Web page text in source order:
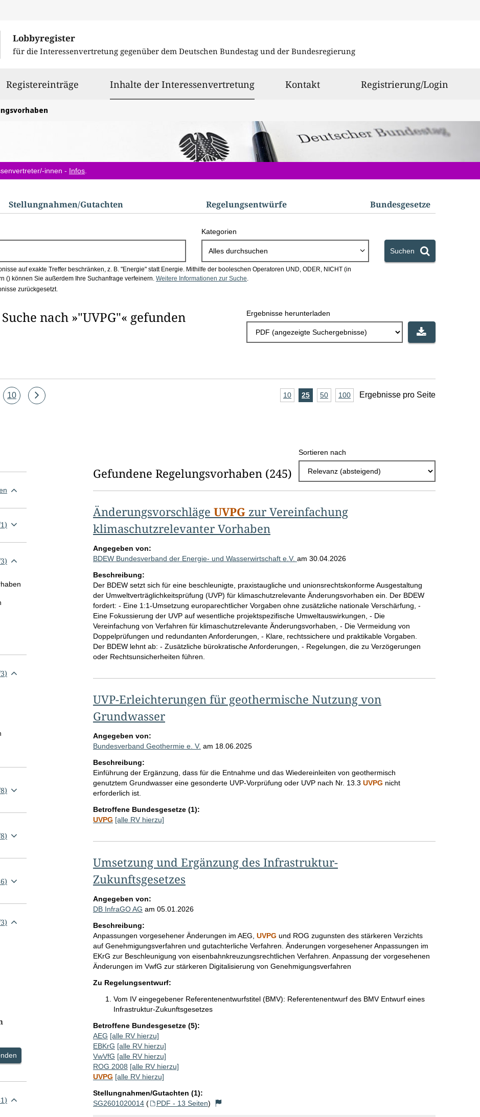
Lobbyregister
für die Interessenvertretung gegenüber dem Deutschen Bundestag und der Bundesregierung
Registereinträge Inhalte der Interessenvertretungausgewählt
Kontakt Registrierung/Login
innen - Infos
Stellungnahmen/​Gutachten Regelungs­entwürfe Bundes­gesetze
Kategorien
Alles durchsuchen Suchen
auf exakte Treffer beschränken, z. B. "Energie" statt Energie. Mithilfe der booleschen Operatoren UND, ODER, NICHT (in
() können Sie außerdem Ihre Suchanfrage verfeinern. Weitere Informationen zur Suche.
zurückgesetzt.
nach »"UVPG"« gefunden Ergebnisse herunterladen
Seite
10
Eine
A
l
r
b
n
i
s
s
e
r
o
e
10Ergebnisse
25Ergebnisse
50Ergebnisse
100Ergebnisse
Ergebnisse pro Seite
1)
3)
3)
8)
8)
)
3)
Selektion Anzahl der zu einem einzelnen RV abgegebenen Stellungnahmen/Gutachten
)
Gefundene Regelungsvorhaben (245)
Sortieren nach
Änderungsvorschläge UVPGzur Vereinfachung
klimaschutzrelevanter Vorhaben
Angegeben von:
BDEW Bundesverband der Energie- und Wasserwirtschaft e.V. am 30.04.2026
Beschreibung:
Der BDEW setzt sich für eine beschleunigte, praxistaugliche und unionsrechtskonforme Ausgestaltung
der Umweltverträglichkeitsprüfung (UVP) für klimaschutzrelevante Änderungsvorhaben ein. Der BDEW
fordert: - Eine 1:1-Umsetzung europarechtlicher Vorgaben ohne zusätzliche nationale Verschärfung, -
Eine Fokussierung der UVP auf wesentliche projektspezifische Umweltauswirkungen, - Die
Vereinfachung von Verfahren für klimaschutzrelevante Änderungsvorhaben, - Die Vermeidung von
Doppelprüfungen und redundanten Anforderungen, - Klare, rechtssichere und praktikable Vorgaben.
Der BDEW lehnt ab: - Zusätzliche bürokratische Anforderungen, - Regelungen, die zu Verzögerungen
oder Rechtsunsicherheiten führen.
UVP-Erleichterungen für geothermische Nutzung von
Grundwasser
Angegeben von:
Bundesverband Geothermie e. V. am 18.06.2025
Beschreibung:
Einführung der Ergänzung, dass für die Entnahme und das Wiedereinleiten von geothermisch
genutztem Grundwasser eine gesonderte UVP-Vorprüfung oder UVP nach Nr. 13.3 UVPG nicht
erforderlich ist.
Betroffene Bundesgesetze (1):
UVPG [alle RV hierzu]
Umsetzung und Ergänzung des Infrastruktur-
Zukunftsgesetzes
Angegeben von:
DB InfraGO AG am 05.01.2026
Beschreibung:
Anpassungen vorgesehener Änderungen im AEG, UVPG und ROG zugunsten des stärkeren Verzichts
auf Genehmigungsverfahren und gutachterliche Verfahren. Änderungen vorgesehener Anpassungen im
EKrG zur Beschleunigung von eisenbahnkreuzungsrechtlichen Verfahren. Anpassung der vorgesehenen
Änderungen im VwfG zur stärkeren Digitalisierung von Genehmigungsverfahren
Zu Regelungsentwurf:
Vom IV eingegebener Referentenentwurfstitel (BMV): Referentenentwurf des BMV Entwurf eines
Infrastruktur-Zukunftsgesetzes
Betroffene Bundesgesetze (5):
AEG [alle RV hierzu]
EBKrG [alle RV hierzu]
VwVfG [alle RV hierzu]
ROG 2008 [alle RV hierzu]
UVPG [alle RV hierzu]
Stellungnahmen/Gutachten (1):
SG2601020014( PDF - 13 Seiten)